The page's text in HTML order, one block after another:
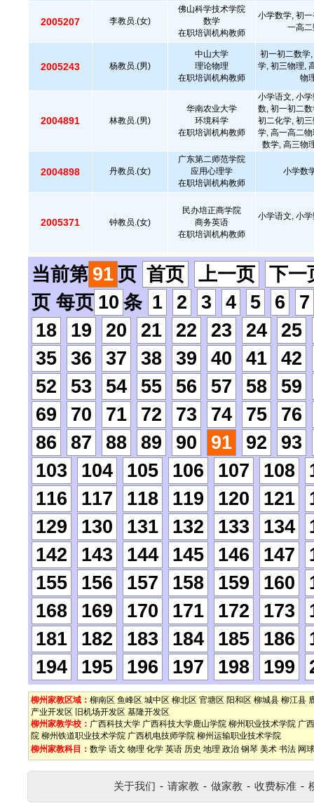
2005207 李教员.(女)
佛山科学技术学院
数学
在职培训机构教师
小学数学, 初
一高
2005243 杨教员.(男)
中山大学
理论物理
在职培训机构教师
初一初二数学
学, 初三物理,
物
2004891 林教员.(男)
华南农业大学
环境科学
在职培训机构教师
小学语文, 小
数, 初一初二
初二化学, 初
学, 高一高二
数学, 高三物
2004898 丹教员.(女)
广东第二师范学院
应用心理学
在职培训机构教师
小学数
2005371 钟教员.(女)
民办培正商学院
商务英语
在职培训机构教师
小学语文, 小
当前第 91 页 首页 上一页
下一
页 每页 10 条 1 2 3 4 5 6
7
18
19 20 21 22 23 24
25
35
36 37 38 39 40 41
42
52
53 54 55 56 57 58
59
69
70 71 72 73 74 75
76
86
87 88 89 90 91 92
93
103
104 105 106 107 108
116
117 118 119 120 121
129
130 131 132 133 134
142
143 144 145 146 147
155
156 157 158 159 160
168
169 170 171 172 173
181
182 183 184 185 186
194
195 196 197 198 199
柳州家教区域： 柳南区 鱼峰区 城中区 柳北区 官塘区 阳和区 柳城县 柳江县
产业开发区
旧机场开发区 基隆开发区
柳州家教学校： 广西科技大学 广西科技大学鹿山学院 柳州职业技术学院 广
院 柳州铁道职业技术学院 广西机电技师学院 柳州运输职业技术学院
柳州家教科目： 数学 语文 物理 化学 英语 历史 地理 政治 钢琴 美术 书法 网球
关于我们 - 请家教 - 做家教 - 收费标准 -